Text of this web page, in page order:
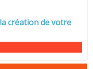
création de votre